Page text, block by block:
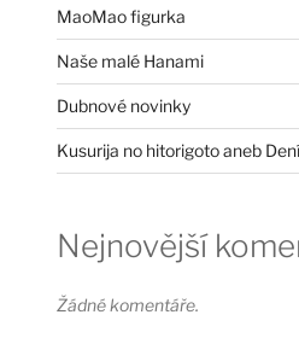
MaoMao figurka
Naše malé Hanami
Dubnové novinky
Kusurija no hitorigoto aneb
Nejnovější
Žádné komentáře.